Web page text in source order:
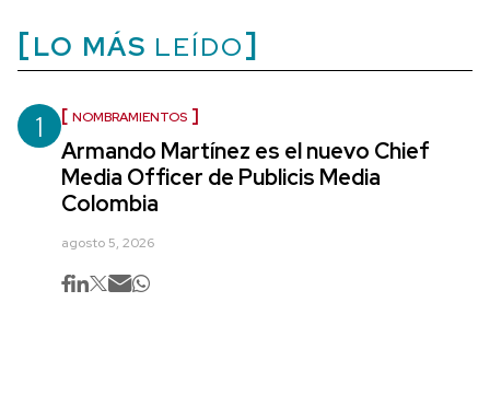
LO MÁS LEÍDO
1 NOMBRAMIENTOS
Armando Martínez es el nuevo Chief
Media Officer de Publicis Media
Colombia
agosto 5, 2026